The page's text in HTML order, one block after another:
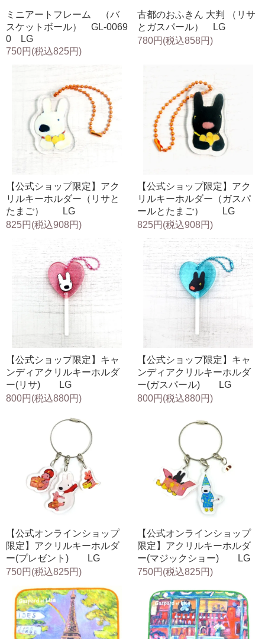
ミニアートフレーム （バ
スケットボール） GL-0069
0 LG
750円(税込825円)
古都のおふきん 大判 （リサ
とガスパール） LG
780円(税込858円)
【公式ショップ限定】アク
リルキーホルダー（リサと
たまご） LG
825円(税込908円)
【公式ショップ限定】アク
リルキーホルダー（ガスパ
ールとたまご） LG
825円(税込908円)
【公式ショップ限定】キャ
ンディアクリルキーホルダ
ー(リサ) LG
800円(税込880円)
【公式ショップ限定】キャ
ンディアクリルキーホルダ
ー(ガスパール) LG
800円(税込880円)
【公式オンラインショップ
限定】アクリルキーホルダ
ー(プレゼント) LG
750円(税込825円)
【公式オンラインショップ
限定】アクリルキーホルダ
ー(マジックショー) LG
750円(税込825円)